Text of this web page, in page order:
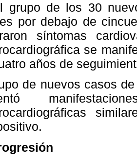
grupo de los 30
por debajo de
síntomas
se
años de
de nuevos casos